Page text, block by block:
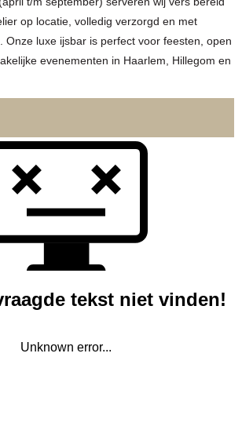
op locatie, volledig verzorgd en met
Onze luxe ijsbar is perfect voor feesten, open
evenementen in Haarlem, Hillegom en